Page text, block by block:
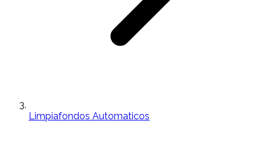
Limpiafondos Automaticos